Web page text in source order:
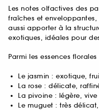
Les notes olfactives des
fraîches et
aussi apporter à la
exotiques, idéales pour
Parmi les essences
Le jasmin : exotique,
La rose : délicate,
La pivoine : légère,
Le muguet : très